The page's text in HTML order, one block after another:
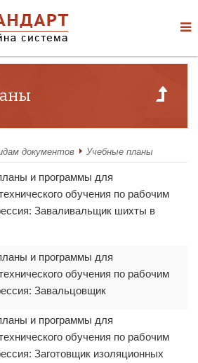
документов Учебные планы
и программы для
обучения по рабочим
Заваливальщик шихты в
и программы для
обучения по рабочим
Завальцовщик
и программы для
обучения по рабочим
Заготовщик изоляционных